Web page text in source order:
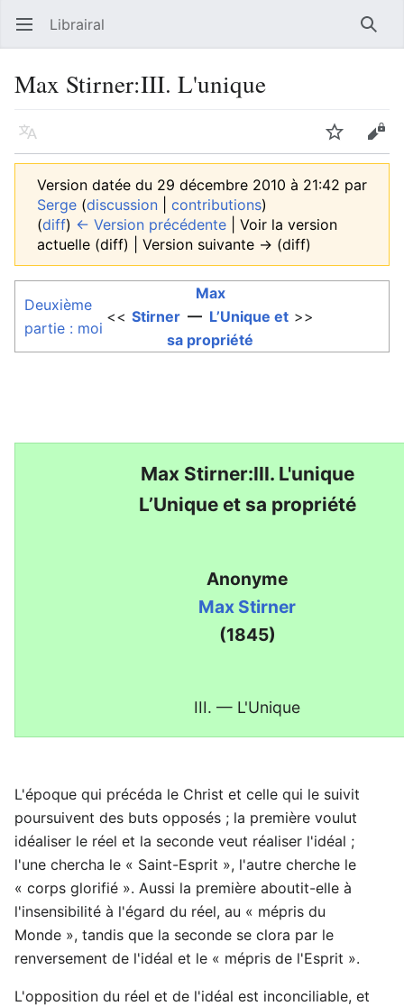
Ouvrir le menu principal Librairal
Max Stirner:III. L'unique
Langue Suivre
Version datée du 29 décembre 2010 à 21:42 par
Serge (discussion contributions)
(diff) ← Version précédente | Voir la version
actuelle (diff) | Version suivante → (diff)
Deuxième
partie : moi
<<
Max
Stirner — L’Unique et
sa propriété
>>
Max Stirner:III. L'unique
L’Unique et sa propriété
Anonyme
Max Stirner
(1845)
III. — L'Unique
L'époque qui précéda le Christ et celle qui le suivit
poursuivent des buts opposés ; la première voulut
idéaliser le réel et la seconde veut réaliser l'idéal ;
l'une chercha le « Saint-Esprit », l'autre cherche le
« corps glorifié ». Aussi la première aboutit-elle à
l'insensibilité à l'égard du réel, au « mépris du
Monde », tandis que la seconde se clora par le
renversement de l'idéal et le « mépris de l'Esprit ».
L'opposition du réel et de l'idéal est inconciliable, et